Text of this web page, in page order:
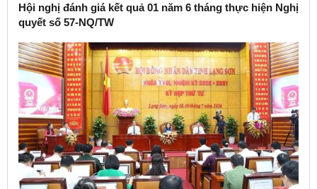
Hội nghị đánh giá kết quả 01 năm 6 tháng thực hiện Nghị
quyết số 57-NQ/TW